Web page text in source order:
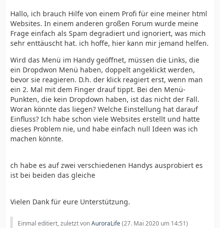
Hallo, ich brauch Hilfe von einem Profi für eine meiner html
Websites. In einem anderen großen Forum wurde meine
Frage einfach als Spam degradiert und ignoriert, was mich
sehr enttäuscht hat. ich hoffe, hier kann mir jemand helfen.
Wird das Menü im Handy geöffnet, müssen die Links, die
ein Dropdwon Menü haben, doppelt angeklickt werden,
bevor sie reagieren. D.h. der klick reagiert erst, wenn man
ein 2. Mal mit dem Finger drauf tippt. Bei den Menü-
Punkten, die kein Dropdown haben, ist das nicht der Fall.
Woran könnte das liegen? Welche Einstellung hat darauf
Einfluss? Ich habe schon viele Websites erstellt und hatte
dieses Problem nie, und habe einfach null Ideen was ich
machen könnte.
ch habe es auf zwei verschiedenen Handys ausprobiert es
ist bei beiden das gleiche
Vielen Dank für eure Unterstützung.
Einmal editiert, zuletzt vonAuroraLife(27. Mai 2020 um 14:51)